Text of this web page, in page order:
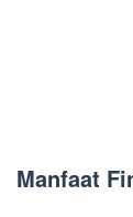
Manfaat